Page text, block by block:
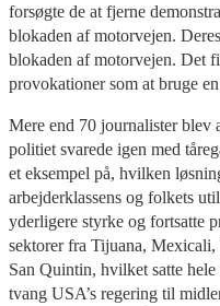
forsøgte de at fjerne
blokaden af motorvejen.
blokaden af motorvejen. Det
provokationer som at bruge
Mere end 70 journalister blev
politiet svarede igen med
et eksempel på, hvilken
arbejderklassens og folkets
yderligere styrke og fortsatte
sektorer fra Tijuana, Mexicali,
San Quintin, hvilket satte
tvang USA’s regering til